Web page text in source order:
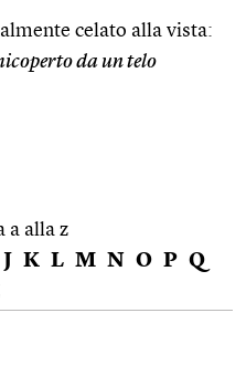
celato alla vista:
da un telo
a alla z
J K L M N O P Q